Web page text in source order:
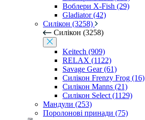
Воблери X-Fish (29)
Gladiator (42)
Силікон (3258)
Силікон (3258)
Keitech (909)
RELAX (1122)
Savage Gear (61)
Силікон Frenzy Frog (16)
Силікон Manns (21)
Силікон Select (1129)
Мандули (253)
Поролонові принади (75)